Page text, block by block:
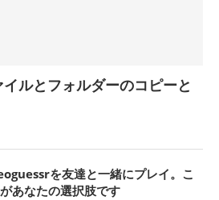
ルとフォルダーのコピーと
を友達と一緒にプレイ。こ
あなたの選択肢です